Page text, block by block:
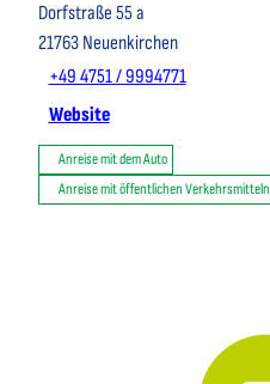
Dorfstraße 55 a
21763 Neuenkirchen
+49 4751 / 9994771
Website
Anreise mit dem Auto
Anreise mit öffentlichen Verkehrsmitteln